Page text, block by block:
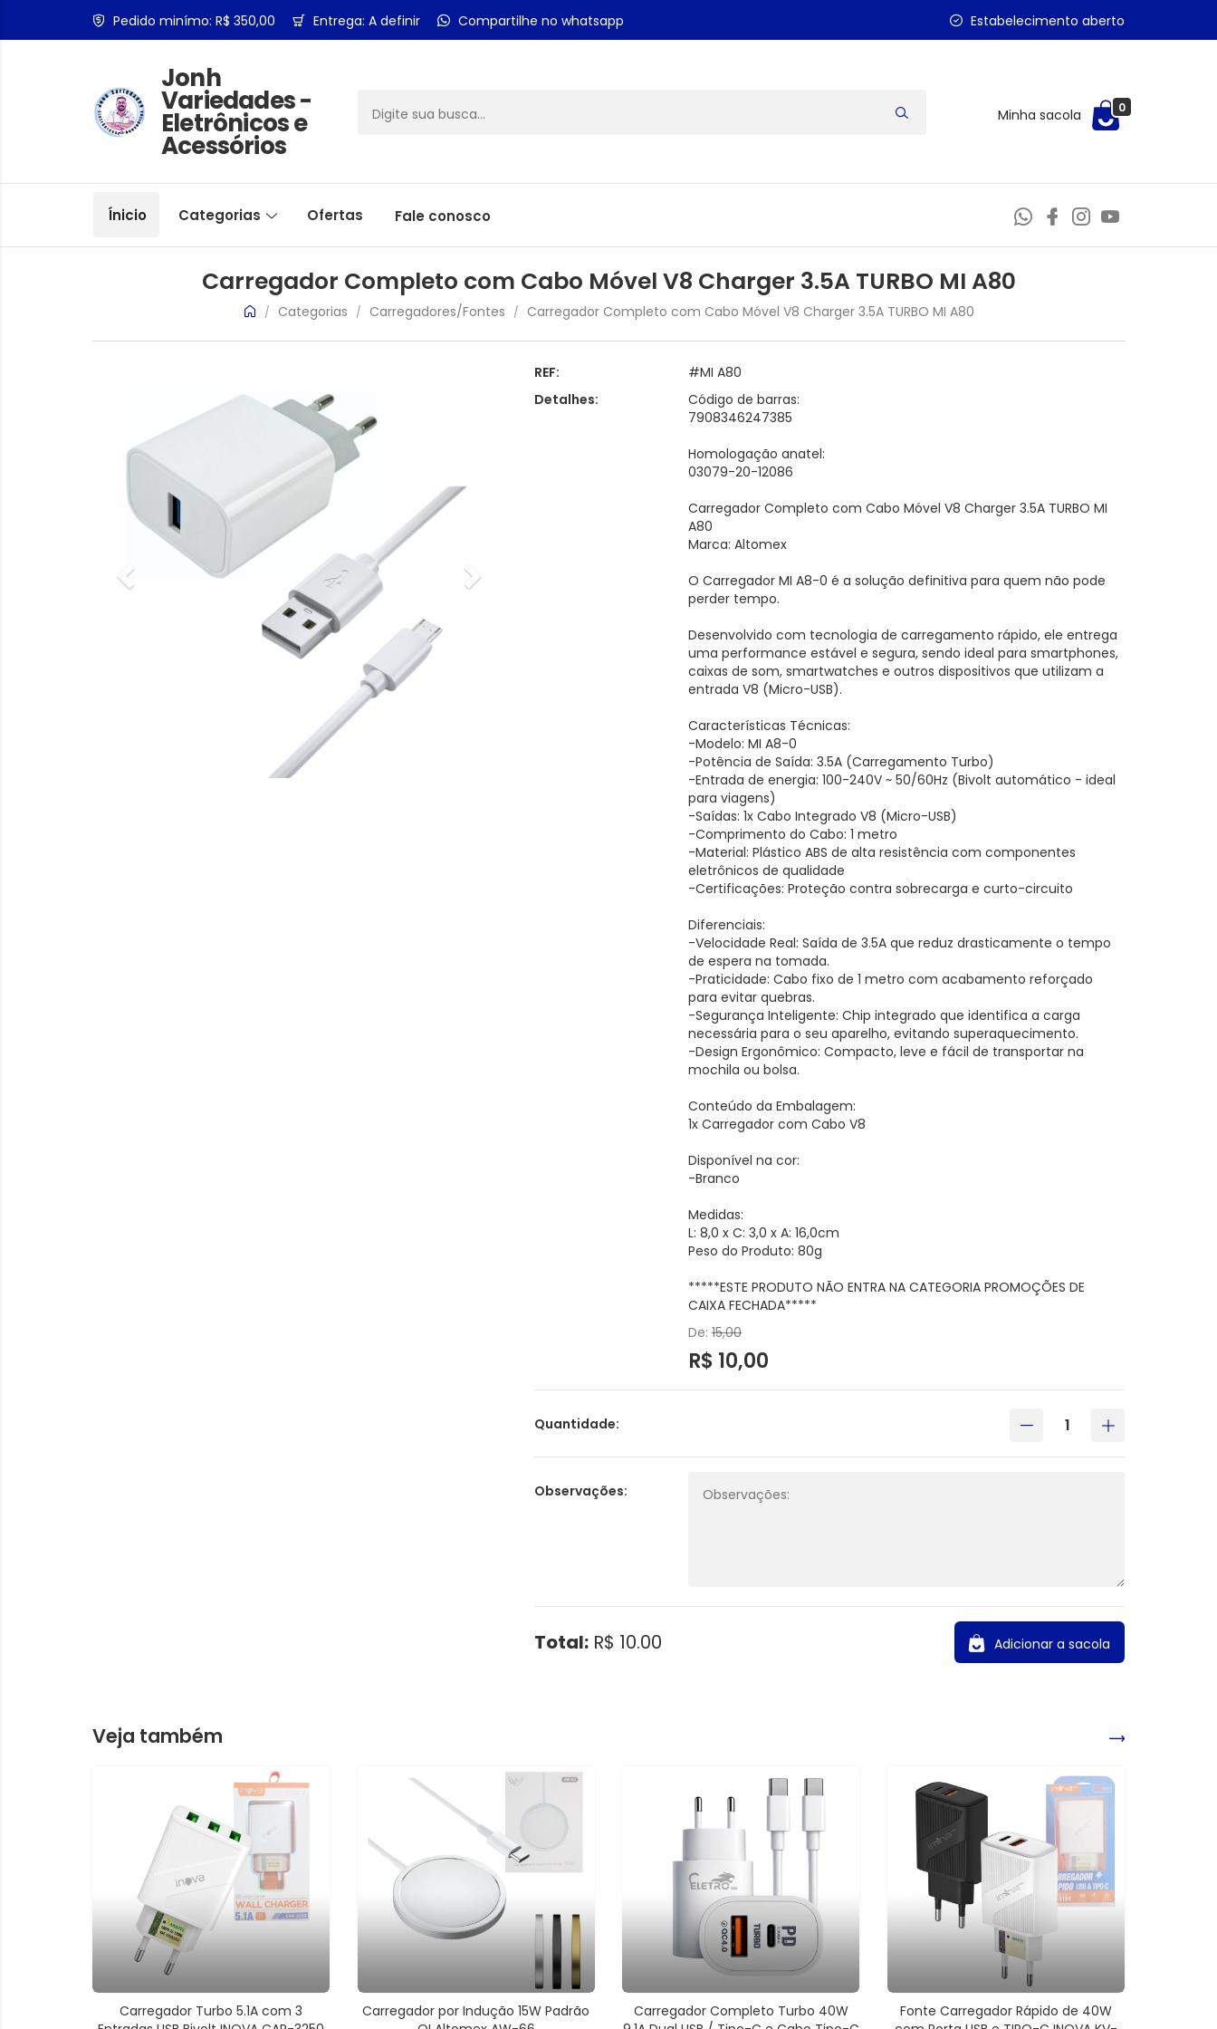
Pedido minímo: R$ 350,00 Entrega: A definir Compartilhe no whatsapp Estabelecimento aberto
Jonh
Variedades -
Eletrônicos e
Acessórios
Minha sacola 0
Ínicio Categorias Ofertas Fale conosco
Carregador Completo com Cabo Móvel V8 Charger 3.5A TURBO MI A80
/ Categorias / Carregadores/Fontes / Carregador Completo com Cabo Móvel V8 Charger 3.5A TURBO MI A80
REF:
#MI A80
Detalhes:
Código de barras:
7908346247385
Homologação anatel:
03079-20-12086
Carregador Completo com Cabo Móvel V8 Charger 3.5A TURBO MI
A80
Marca: Altomex
O Carregador MI A8-0 é a solução definitiva para quem não pode
perder tempo.
Desenvolvido com tecnologia de carregamento rápido, ele entrega
uma performance estável e segura, sendo ideal para smartphones,
caixas de som, smartwatches e outros dispositivos que utilizam a
entrada V8 (Micro-USB).
Características Técnicas:
-Modelo: MI A8-0
-Potência de Saída: 3.5A (Carregamento Turbo)
-Entrada de energia: 100-240V ~ 50/60Hz (Bivolt automático - ideal
para viagens)
-Saídas: 1x Cabo Integrado V8 (Micro-USB)
-Comprimento do Cabo: 1 metro
-Material: Plástico ABS de alta resistência com componentes
eletrônicos de qualidade
-Certificações: Proteção contra sobrecarga e curto-circuito
Diferenciais:
-Velocidade Real: Saída de 3.5A que reduz drasticamente o tempo
de espera na tomada.
-Praticidade: Cabo fixo de 1 metro com acabamento reforçado
para evitar quebras.
-Segurança Inteligente: Chip integrado que identifica a carga
necessária para o seu aparelho, evitando superaquecimento.
-Design Ergonômico: Compacto, leve e fácil de transportar na
mochila ou bolsa.
Conteúdo da Embalagem:
1x Carregador com Cabo V8
Disponível na cor:
-Branco
Medidas:
L: 8,0 x C: 3,0 x A: 16,0cm
Peso do Produto: 80g
*****ESTE PRODUTO NÃO ENTRA NA CATEGORIA PROMOÇÕES DE
CAIXA FECHADA*****
De:15,00
R$ 10,00
Quantidade:
Observações:
Total:R$ 10.00 Adicionar a sacola
Veja também
Carregador Turbo 5.1A com 3
Carregador por Indução 15W Padrão
Carregador Completo Turbo 40W
Fonte Carregador Rápido de 40W